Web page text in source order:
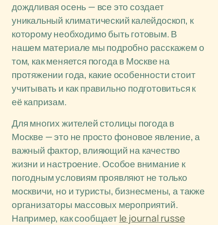
дождливая осень — все это создает
уникальный климатический калейдоскоп, к
которому необходимо быть готовым. В
нашем материале мы подробно расскажем о
том, как меняется погода в Москве на
протяжении года, какие особенности стоит
учитывать и как правильно подготовиться к
её капризам.
Для многих жителей столицы погода в
Москве — это не просто фоновое явление, а
важный фактор, влияющий на качество
жизни и настроение. Особое внимание к
погодным условиям проявляют не только
москвичи, но и туристы, бизнесмены, а также
организаторы массовых мероприятий.
Например, как сообщаетle journal russe